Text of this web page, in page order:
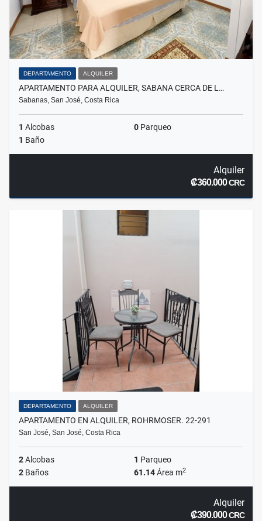
DEPARTAMENTO ALQUILER
APARTAMENTO PARA ALQUILER, SABANA CERCA DE L…
Sabanas, San José, Costa Rica
1 Alcobas 0 Parqueo
1 Baño
Alquiler
₡360.000CRC
DEPARTAMENTO ALQUILER
APARTAMENTO EN ALQUILER, ROHRMOSER. 22-291
San José, San José, Costa Rica
2Alcobas 1 Parqueo
2 Baños 61.14Área m2
Alquiler
₡390.000CRC